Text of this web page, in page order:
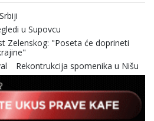
u Supovcu
Zelenskog: "Poseta će doprineti
Rekontrukcija spomenika u Nišu